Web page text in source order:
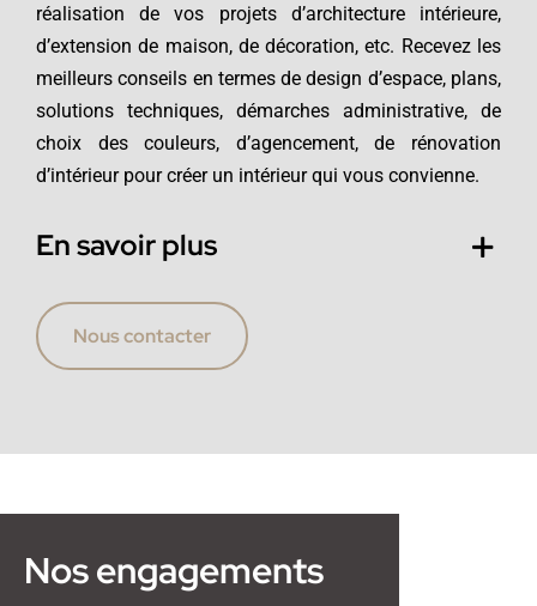
réalisation de vos projets d’architecture intérieure,
d’extension de maison, de décoration, etc. Recevez les
meilleurs conseils en termes de design d’espace, plans,
solutions techniques, démarches administrative, de
choix des couleurs, d’agencement, de rénovation
d’intérieur pour créer un intérieur qui vous convienne.
En savoir plus
Nous contacter
Nos engagements